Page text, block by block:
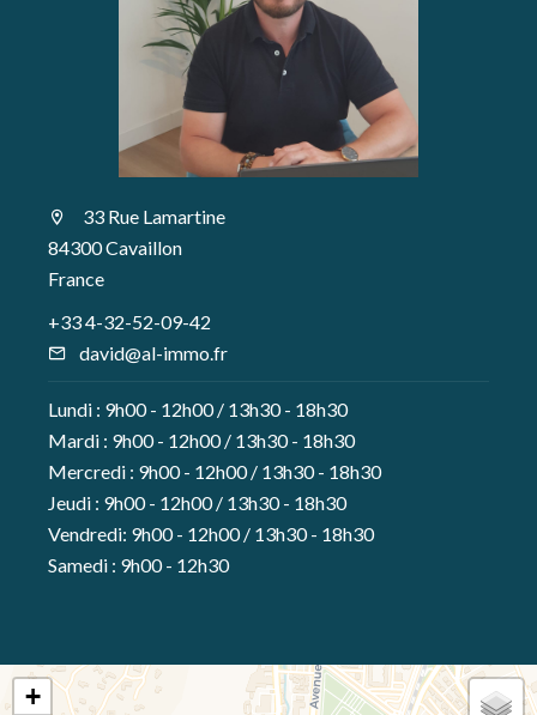
33 Rue Lamartine
84300 Cavaillon
France
+33 4-32-52-09-42
david@al-immo.fr
Lundi : 9h00 - 12h00 / 13h30 - 18h30
Mardi : 9h00 - 12h00 / 13h30 - 18h30
Mercredi : 9h00 - 12h00 / 13h30 - 18h30
Jeudi : 9h00 - 12h00 / 13h30 - 18h30
Vendredi: 9h00 - 12h00 / 13h30 - 18h30
Samedi : 9h00 - 12h30
+